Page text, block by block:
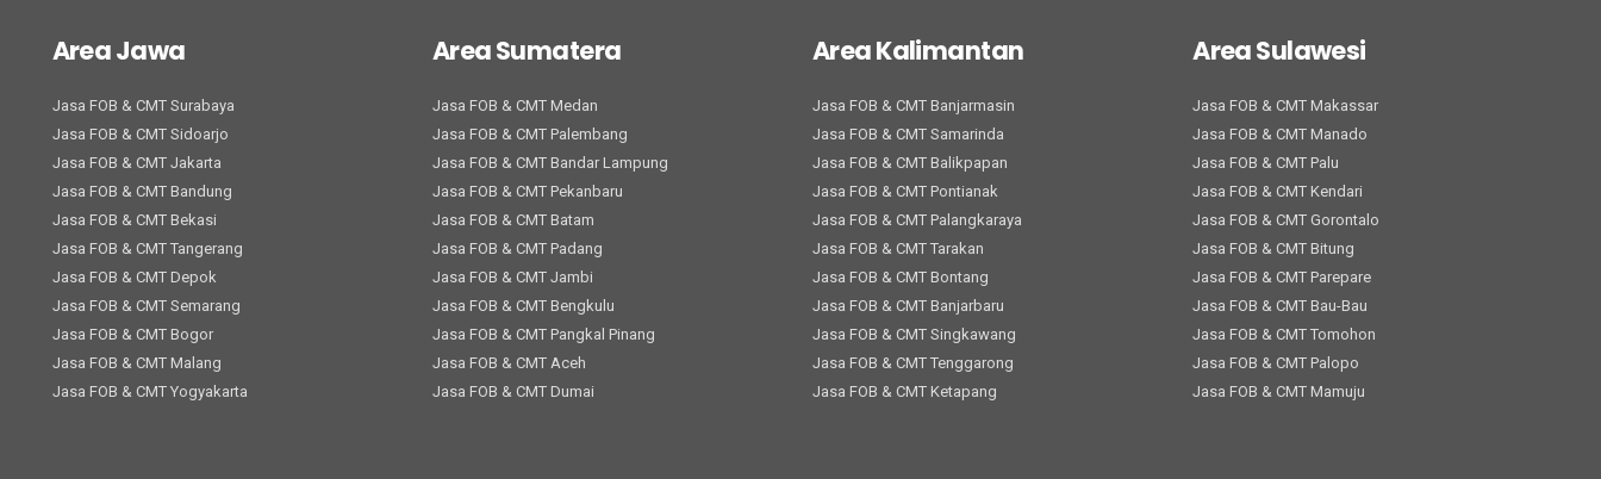
Area Jawa
Jasa FOB & CMT Surabaya
Jasa FOB & CMT Sidoarjo
Jasa FOB & CMT Jakarta
Jasa FOB & CMT Bandung
Jasa FOB & CMT Bekasi
Jasa FOB & CMT Tangerang
Jasa FOB & CMT Depok
Jasa FOB & CMT Semarang
Jasa FOB & CMT Bogor
Jasa FOB & CMT Malang
Jasa FOB & CMT Yogyakarta
Area Sumatera
Jasa FOB & CMT Medan
Jasa FOB & CMT Palembang
Jasa FOB & CMT Bandar Lampung
Jasa FOB & CMT Pekanbaru
Jasa FOB & CMT Batam
Jasa FOB & CMT Padang
Jasa FOB & CMT Jambi
Jasa FOB & CMT Bengkulu
Jasa FOB & CMT Pangkal Pinang
Jasa FOB & CMT Aceh
Jasa FOB & CMT Dumai
Area Kalimantan
Jasa FOB & CMT Banjarmasin
Jasa FOB & CMT Samarinda
Jasa FOB & CMT Balikpapan
Jasa FOB & CMT Pontianak
Jasa FOB & CMT Palangkaraya
Jasa FOB & CMT Tarakan
Jasa FOB & CMT Bontang
Jasa FOB & CMT Banjarbaru
Jasa FOB & CMT Singkawang
Jasa FOB & CMT Tenggarong
Jasa FOB & CMT Ketapang
Area Sulawesi
Jasa FOB & CMT Makassar
Jasa FOB & CMT Manado
Jasa FOB & CMT Palu
Jasa FOB & CMT Kendari
Jasa FOB & CMT Gorontalo
Jasa FOB & CMT Bitung
Jasa FOB & CMT Parepare
Jasa FOB & CMT Bau-Bau
Jasa FOB & CMT Tomohon
Jasa FOB & CMT Palopo
Jasa FOB & CMT Mamuju